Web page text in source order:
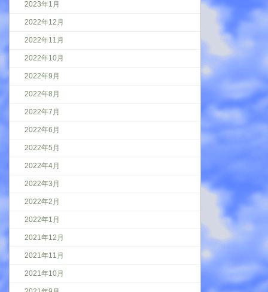
2023年1月
2022年12月
2022年11月
2022年10月
2022年9月
2022年8月
2022年7月
2022年6月
2022年5月
2022年4月
2022年3月
2022年2月
2022年1月
2021年12月
2021年11月
2021年10月